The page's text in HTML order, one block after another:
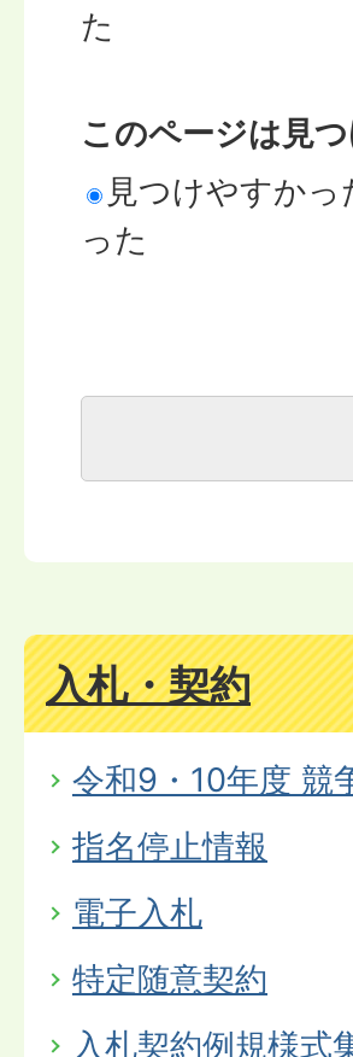
た
このページは見
見つけやすかっ
った
入札・契約
令和9・10年度 競
指名停止情報
電子入札
特定随意契約
入札契約例規様式